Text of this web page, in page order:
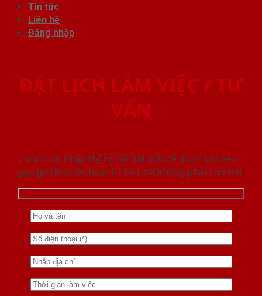
Tin tức
Liên hệ
Đăng nhập
ĐẶT LỊCH LÀM VIỆC / TƯ
VẤN
Vui lòng nhập thông tin đặt lịch để được sắp xếp
gặp gỡ làm việc hoăc tư vấn mà không phải chờ đợi.